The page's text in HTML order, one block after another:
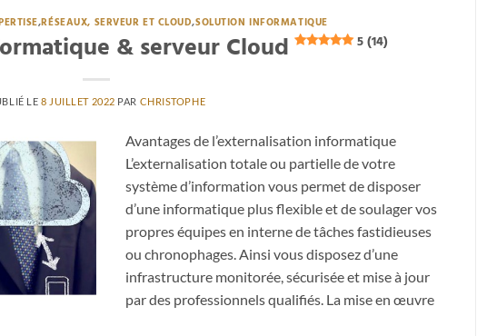
,RÉSEAUX, SERVEUR ET CLOUD,SOLUTION INFORMATIQUE
& serveur Cloud 5 (14)
LE 8 JUILLET 2022 PAR CHRISTOPHE
Avantages de l’externalisation informatique
L’externalisation totale ou partielle de votre
système d’information vous permet de disposer
d’une informatique plus flexible et de soulager vos
propres équipes en interne de tâches fastidieuses
ou chronophages. Ainsi vous disposez d’une
infrastructure monitorée, sécurisée et mise à jour
par des professionnels qualifiés. La mise en œuvre